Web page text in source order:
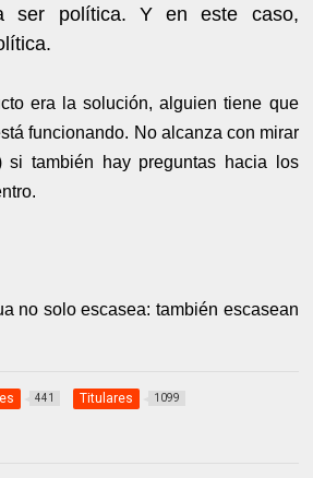
ser política. Y en este caso,
era la solución, alguien tiene que
funcionando. No alcanza con mirar
si también hay preguntas hacia los
no solo escasea: también escasean
441 Titulares 1099